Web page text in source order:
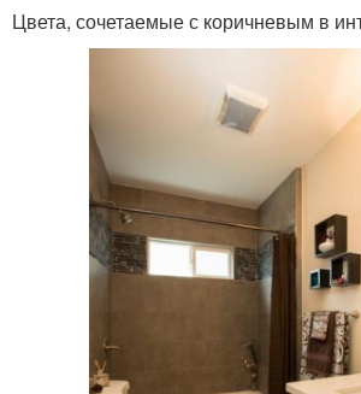
Цвета, сочетаемые с коричневым в